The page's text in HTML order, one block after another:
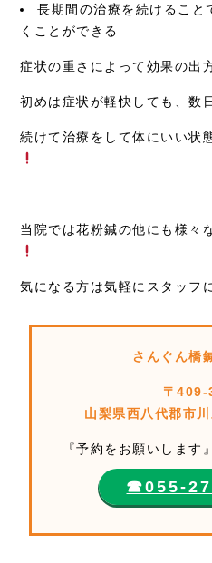
長期間の治療を続けること
くことができる
症状の重さによって効果の出
初めは症状が軽快しても、数
続けて治療をして体にいい状
当院では花粉鍼の他にも様々
気になる方は気軽にスタッフ
さんぐん橋
〒409-
山梨県西八代郡市
『予約をお願いします
☎︎055-